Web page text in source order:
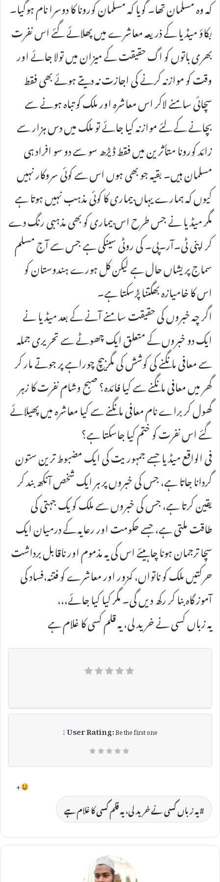
کہ وہ مسلمان تھا۔ گویا کہ مسلمان کورونا کا دوسرا نام ہوگیا۔
بکاؤ میڈیا کے ذریعہ معاشرے میں پھلائے گئے اس نفرت
بھری باتوں کو اگ حقیقت کے میزان میں تولا جائے اور
وقت کو موازنہ کرنے کی اجازت نہ دیتے ہوئے بھی فقط
سچائی سامنے لاکر اس معاشرہ اور ملک کو تباہ ہونے سے
بچانے کے لئے موازنہ کیا جائے تو ملک میں دس ہزار سے
زائد کورونا متأثرین میں فقط ڈیڑھ سو سے دو سو افراد ہی
مسلمان ہیں۔ بقیہ جو بھی ہوں اس سے کوئی سروکار نہیں
کیوں کہ ہمارے یہاں بیماری کا کوئی مذہب نہیں ہوتا ہے
مگر میڈیا نے جس طرح اس بیماری کو بھی مذہبی رنگ دے
کر اپنی ٹی۔آر۔پی۔ کی روٹی سینکی ہے جس سے آج مسلم
سماج پریشاں حال ہے لیکن کل ہورے ہندوستان کو
اس کا خامیازہ بھگتنا پڑسکتا ہے۔
اگر چہ خبروں کی حقیقت سامنے آنے کے بعد میڈیا نے
ایک دو خبروں کے متعلق ایک چھوٹے سے تحریری جملہ
سے معافی مانگنے کی کوشش کی مگر بیچ چوراہے پر جوتے مار کر
گھر میں معافی مانگنے سے کیا فائدہ؟ صبح وشام نفرت کا زہر
گھول کر براے نام معافی مانگنے سے کیا معاشرہ میں پھیلائے
گئے اس نفرت کو ختم کیا جاسکتا ہے؟
فی الواقع میڈیا جسے جمہوریت کی ایک مضبوط ترین ستون
گردانا جاتا ہے، جس کی خبروں پر ہر ایک شخص آنکھ بند کر
یقین کرتا ہے، جس کی خبروں سے ملک کو یک جہتی کی
طاقت ملتی ہے، جسے حکومت اور رعایہ کے درمیان ایک
سچا ترجمان ہونا چاہیئے اس کی یہ مذموم اور ناقابل برداشت
حرکتیں ملک کو ناتواں، کمزور اور معاشرے کو فتنہ،فساد کی
آموز گاہ بنا کر رکھ دیں گی۔ مگر کیا کیا جائے،،،
یہ زباں کسی نے خرید لی، یہ قلم کسی کا غلام ہے
User Rating:Be the first one !
+
یہ زباں کسی نے خرید لی، یہ قلم کسی کا غلام ہے